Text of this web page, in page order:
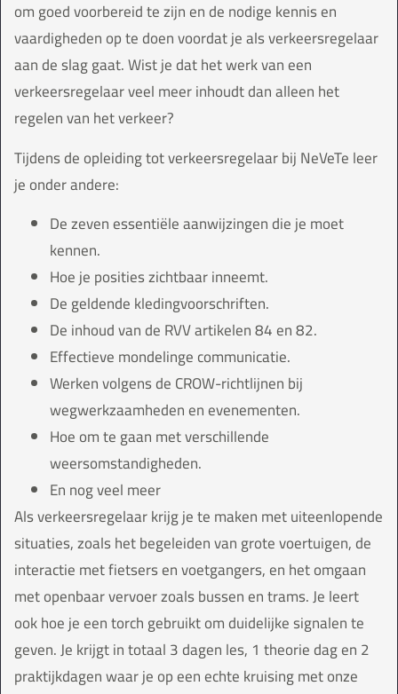
om goed voorbereid te zijn en de nodige kennis en
vaardigheden op te doen voordat je als verkeersregelaar
aan de slag gaat. Wist je dat het werk van een
verkeersregelaar veel meer inhoudt dan alleen het
regelen van het verkeer?
Tijdens de opleiding tot verkeersregelaar bij NeVeTe leer
je onder andere:
De zeven essentiële aanwijzingen die je moet
kennen.
Hoe je posities zichtbaar inneemt.
De geldende kledingvoorschriften.
De inhoud van de RVV artikelen 84 en 82.
Effectieve mondelinge communicatie.
Werken volgens de CROW-richtlijnen bij
wegwerkzaamheden en evenementen.
Hoe om te gaan met verschillende
weersomstandigheden.
En nog veel meer
Als verkeersregelaar krijg je te maken met uiteenlopende
situaties, zoals het begeleiden van grote voertuigen, de
interactie met fietsers en voetgangers, en het omgaan
met openbaar vervoer zoals bussen en trams. Je leert
ook hoe je een torch gebruikt om duidelijke signalen te
geven. Je krijgt in totaal 3 dagen les, 1 theorie dag en 2
praktijkdagen waar je op een echte kruising met onze